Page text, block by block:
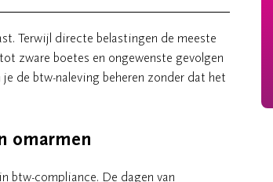
Terwijl directe belastingen de meeste
zware boetes en ongewenste gevolgen
de btw-naleving beheren zonder dat het
omarmen
btw-compliance. De dagen van